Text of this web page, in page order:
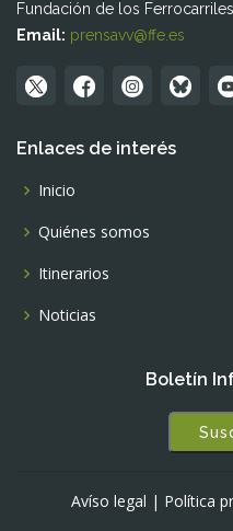
Fundación de los
Email: prensavv@ffe.es
Enlaces de interés
Inicio
Quiénes somos
Itinerarios
Noticias
Boletín
Avíso legal | Política